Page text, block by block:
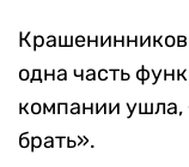
Крашенинников
одна часть
компании ушла,
брать».